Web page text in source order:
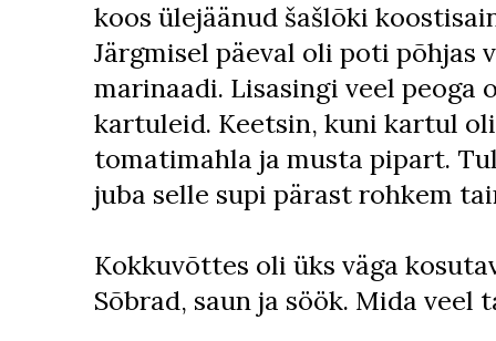
koos ülejäänud šašlõki
Järgmisel päeval oli poti põhjas
marinaadi. Lisasingi veel peoga
kartuleid. Keetsin, kuni kartul
tomatimahla ja musta pipart.
juba selle supi pärast rohkem
Kokkuvõttes oli üks väga
Sõbrad, saun ja söök. Mida veel